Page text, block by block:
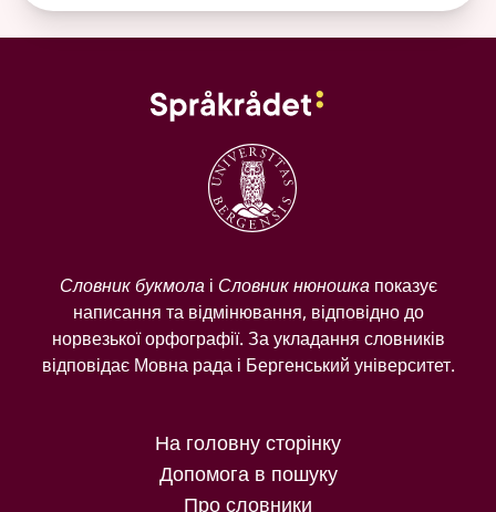
Словник букмолаі Словник нюношкапоказує
написання та відмінювання, відповідно до
норвезької орфографії. За укладання словників
відповідає Мовна рада і Бергенський університет.
На головну сторінку
Допомога в пошуку
Про словники